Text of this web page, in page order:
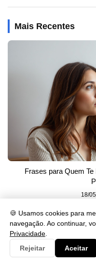
🍪 Usamos cookies para
navegação. Ao continuar,
Privacidade
Rejeitar
Aceitar
Mais Recentes
Frases para Quem
18/